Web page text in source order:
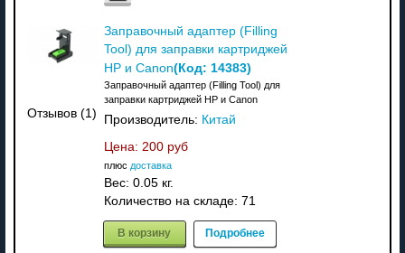
Отзывов (1)
Заправочный адаптер (Filling
Tool) для заправки картриджей
HP и Canon(Код: 14383)
Заправочный адаптер (Filling Tool) для
заправки картриджей HP и Canon
Производитель: Китай
Цена: 200 руб
плюс доставка
Вес: 0.05 кг.
Количество на складе: 71
В корзину Подробнее